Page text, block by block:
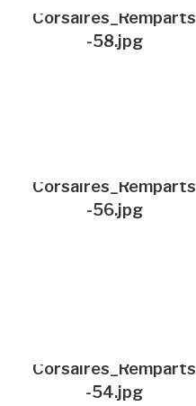
Corsaires_Remparts
-58.jpg
Corsaires_Remparts
-56.jpg
Corsaires_Remparts
-54.jpg